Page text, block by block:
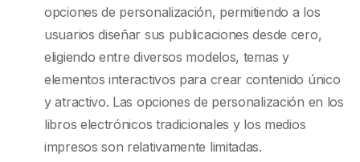
opciones de personalización, permitiendo a los
usuarios diseñar sus publicaciones desde cero,
eligiendo entre diversos modelos, temas y
elementos interactivos para crear contenido único
y atractivo. Las opciones de personalización en los
libros electrónicos tradicionales y los medios
impresos son relativamente limitadas.